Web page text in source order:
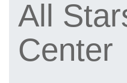
All
Center